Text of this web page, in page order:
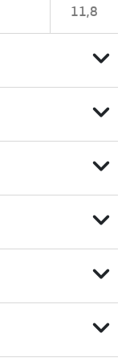
11,8
expand_more
expand_more
expand_more
expand_more
expand_more
expand_more